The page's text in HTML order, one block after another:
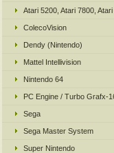
Atari 5200, Atari 7800,
ColecoVision
Dendy (Nintendo)
Mattel Intellivision
Nintendo 64
PC Engine / Turbo Grafx-
Sega
Sega Master System
Super Nintendo